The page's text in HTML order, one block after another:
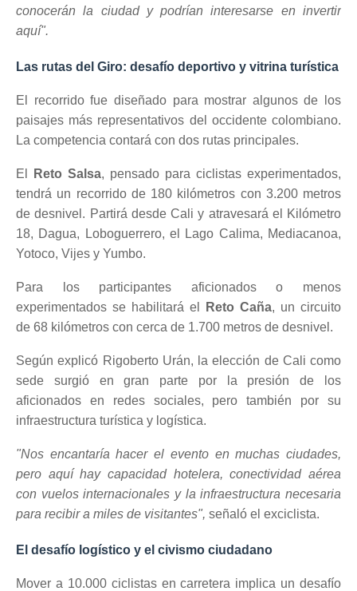
conocerán la ciudad y podrían interesarse en invertir
aquí".
Las rutas del Giro: desafío deportivo y vitrina turística
El recorrido fue diseñado para mostrar algunos de los
paisajes más representativos del occidente colombiano.
La competencia contará con dos rutas principales.
El Reto Salsa, pensado para ciclistas experimentados,
tendrá un recorrido de 180 kilómetros con 3.200 metros
de desnivel. Partirá desde Cali y atravesará el Kilómetro
18, Dagua, Loboguerrero, el Lago Calima, Mediacanoa,
Yotoco, Vijes y Yumbo.
Para los participantes aficionados o menos
experimentados se habilitará el
Reto Caña, un circuito
de 68 kilómetros con cerca de 1.700 metros de desnivel.
Según explicó Rigoberto Urán, la elección de Cali como
sede surgió en gran parte por la presión de los
aficionados en redes sociales, pero también por su
infraestructura turística y logística.
"Nos encantaría hacer el evento en muchas ciudades,
pero aquí hay capacidad hotelera, conectividad aérea
con vuelos internacionales y la infraestructura necesaria
para recibir a miles de visitantes", señaló el exciclista.
El desafío logístico y el civismo ciudadano
Mover a 10.000 ciclistas en carretera implica un desafío